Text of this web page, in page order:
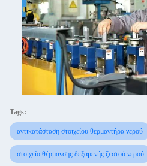
Tags:
αντικατάσταση στοιχείου θερμαντήρα νερού
στοιχείο θέρμανσης δεξαμενής ζεστού νερού